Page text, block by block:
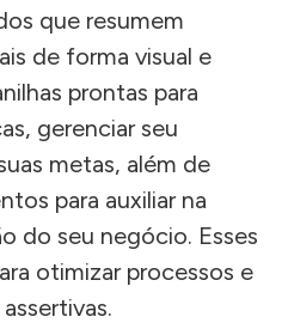
que resumem
de forma visual e
prontas para
gerenciar seu
metas, além de
para auxiliar na
do seu negócio. Esses
otimizar processos e